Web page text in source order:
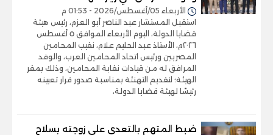
الأربعاء 05/أغسطس/2026 - 01:53 م
استقبل المستشار عبد الناصر أبو العزم، رئيس هيئة
قضايا الدولة، اليوم الأربعاء الموافق ٥ أغسطس
٢٠٢٦م، الأستاذ عبد الحليم علام، نقيب المحامين
المصريين ورئيس اتحاد المحامين العرب، والوفد
المرافق له من قيادات نقابة المحامين، وذلك بمقر
الهيئة؛ لتقديم التهنئة بمناسبة صدور قرار تعيينه
رئيسًا لهيئة قضايا الدولة،
ضبط المتهم بالتعدي على زوجته بسلاح